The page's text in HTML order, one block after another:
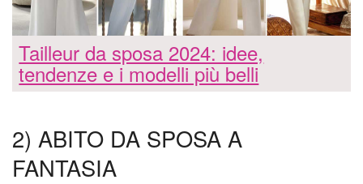
Tailleur da sposa 2024: idee,
tendenze e i modelli più belli
2) ABITO DA SPOSA A
FANTASIA